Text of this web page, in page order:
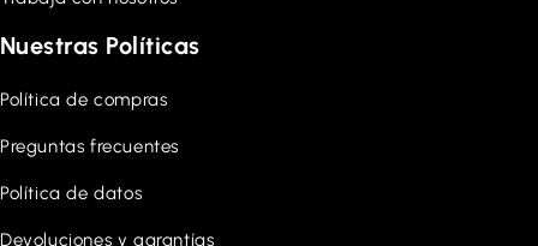
Nuestras Políticas
Política de compras
Preguntas frecuentes
Política de datos
Devoluciones y garantías